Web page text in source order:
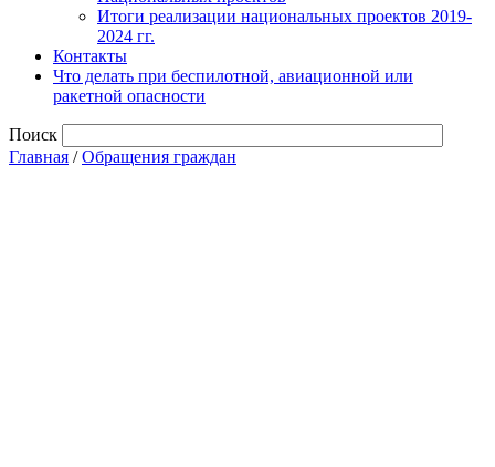
Итоги реализации национальных проектов 2019-
2024 гг.
Контакты
Что делать при беспилотной, авиационной или
ракетной опасности
Поиск
Главная /Обращения граждан